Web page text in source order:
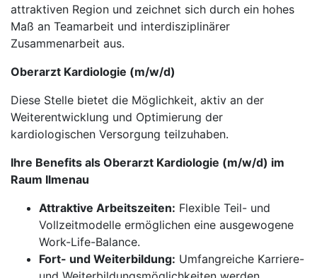
attraktiven Region und zeichnet sich durch ein hohes
Maß an Teamarbeit und interdisziplinärer
Zusammenarbeit aus.
Oberarzt Kardiologie (m/w/d)
Diese Stelle bietet die Möglichkeit, aktiv an der
Weiterentwicklung und Optimierung der
kardiologischen Versorgung teilzuhaben.
Ihre Benefits als Oberarzt Kardiologie (m/w/d) im
Raum Ilmenau
Attraktive Arbeitszeiten: Flexible Teil- und
Vollzeitmodelle ermöglichen eine ausgewogene
Work-Life-Balance.
Fort- und Weiterbildung: Umfangreiche Karriere-